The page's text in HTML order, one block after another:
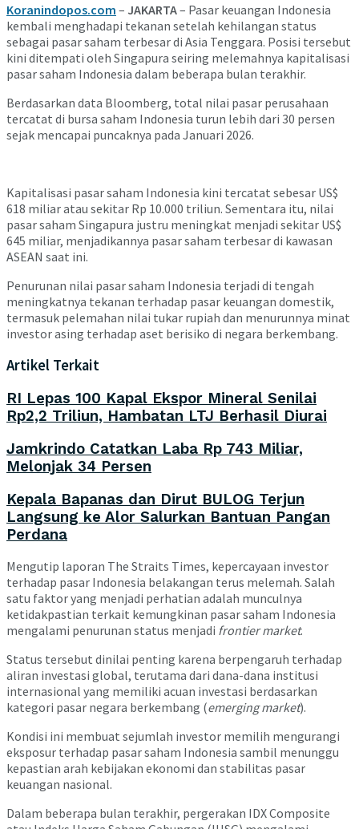
Koranindopos.com – JAKARTA– Pasar keuangan Indonesia
kembali menghadapi tekanan setelah kehilangan status
sebagai pasar saham terbesar di Asia Tenggara. Posisi tersebut
kini ditempati oleh Singapura seiring melemahnya kapitalisasi
pasar saham Indonesia dalam beberapa bulan terakhir.
Berdasarkan data Bloomberg, total nilai pasar perusahaan
tercatat di bursa saham Indonesia turun lebih dari 30 persen
sejak mencapai puncaknya pada Januari 2026.
Kapitalisasi pasar saham Indonesia kini tercatat sebesar US$
618 miliar atau sekitar Rp 10.000 triliun. Sementara itu, nilai
pasar saham Singapura justru meningkat menjadi sekitar US$
645 miliar, menjadikannya pasar saham terbesar di kawasan
ASEAN saat ini.
Penurunan nilai pasar saham Indonesia terjadi di tengah
meningkatnya tekanan terhadap pasar keuangan domestik,
termasuk pelemahan nilai tukar rupiah dan menurunnya minat
investor asing terhadap aset berisiko di negara berkembang.
Artikel Terkait
RI Lepas 100 Kapal Ekspor Mineral Senilai
Rp2,2 Triliun, Hambatan LTJ Berhasil Diurai
Jamkrindo Catatkan Laba Rp 743 Miliar,
Melonjak 34 Persen
Kepala Bapanas dan Dirut BULOG Terjun
Langsung ke Alor Salurkan Bantuan Pangan
Perdana
Mengutip laporan The Straits Times, kepercayaan investor
terhadap pasar Indonesia belakangan terus melemah. Salah
satu faktor yang menjadi perhatian adalah munculnya
ketidakpastian terkait kemungkinan pasar saham Indonesia
mengalami penurunan status menjadi frontier market.
Status tersebut dinilai penting karena berpengaruh terhadap
aliran investasi global, terutama dari dana-dana institusi
internasional yang memiliki acuan investasi berdasarkan
kategori pasar negara berkembang (emerging market).
Kondisi ini membuat sejumlah investor memilih mengurangi
eksposur terhadap pasar saham Indonesia sambil menunggu
kepastian arah kebijakan ekonomi dan stabilitas pasar
keuangan nasional.
Dalam beberapa bulan terakhir, pergerakan IDX Composite